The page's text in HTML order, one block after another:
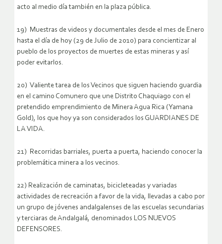
acto al medio día también en la plaza pública.
19) Muestras de videos y documentales desde el mes de Enero
hasta el día de hoy (29 de Julio de 2010) para concientizar al
pueblo de los proyectos de muertes de estas mineras y así
poder evitarlos.
20) Valiente tarea de los Vecinos que siguen haciendo guardia
en el camino Comunero que une Distrito Chaquiago con el
pretendido emprendimiento de Minera Agua Rica (Yamana
Gold), los que hoy ya son considerados los GUARDIANES DE
LA VIDA.
21) Recorridas barriales, puerta a puerta, haciendo conocer la
problemática minera a los vecinos.
22) Realización de caminatas, bicicleteadas y variadas
actividades de recreación a favor de la vida, llevadas a cabo por
un grupo de jóvenes andalgalenses de las escuelas secundarias
y terciaras de Andalgalá, denominados LOS NUEVOS
DEFENSORES.